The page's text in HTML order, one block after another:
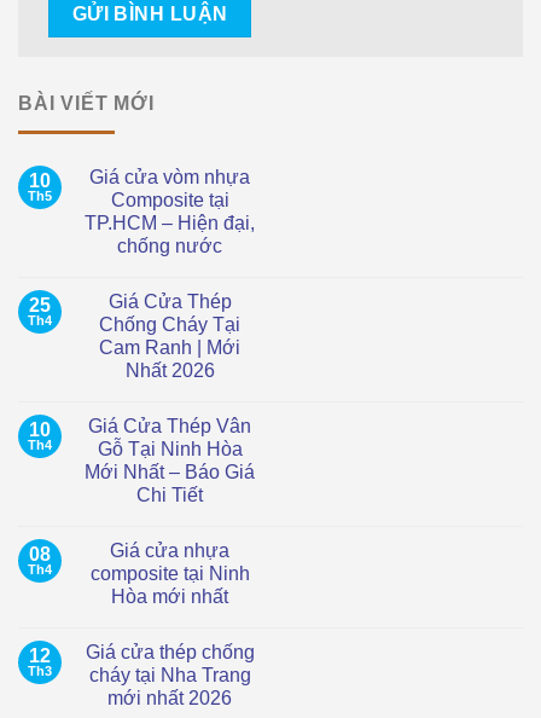
BÀI VIẾT MỚI
10
Th5
Giá cửa vòm nhựa
Composite tại
TP.HCM – Hiện đại,
chống nước
bình
luận
ở
Giá
cửa
vòm
TP.HCM
–
Hiện
đại,
chống
25
Th4
Giá Cửa Thép
Chống Cháy Tại
Cam Ranh | Mới
Nhất 2026
bình
luận
ở
Giá
Cửa
Thép
Tại
Cam
Ranh
|
2026
10
Th4
Giá Cửa Thép Vân
Gỗ Tại Ninh Hòa
Mới Nhất – Báo Giá
Chi Tiết
bình
luận
ở
Giá
Vân
Gỗ
Tại
Ninh
Hòa
08
Th4
Giá cửa nhựa
composite tại Ninh
Hòa mới nhất
bình
luận
ở
Giá
12
Th3
Giá cửa thép chống
cháy tại Nha Trang
mới nhất 2026